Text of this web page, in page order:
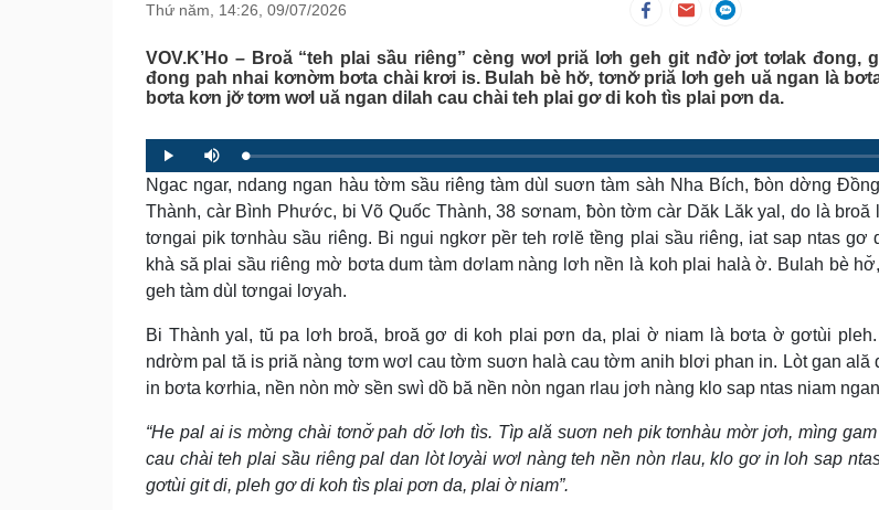
Thứ năm, 14:26, 09/07/2026
VOV.K’Ho – Broă “teh plai sầu riêng” cèng wơl priă lơh geh git nđờ jơt tơlak đong,
đong pah nhai kơnờm bơta chài krơi is. Bulah bè hơ̆, tơnơ̆ priă lơh geh uă ngan là
bơta kơn jơ̆ tơm wơl uă ngan dilah cau chài teh plai gơ di koh tìs plai pơn da.
P
l
a
y
M
u
t
e
L
o
a
d
e
d
0
%
P
r
o
g
r
e
s
0
%
Ngac ngar, ndang ngan hàu tờm sầu riêng tàm dùl suơn tàm sàh Nha Bích, ƀòn dờng
Thành, càr Bình Phước, bi Võ Quốc Thành, 38 sơnam, ƀòn tờm càr Dăk Lăk yal, do là
tơngai pik tơnhàu sầu riêng. Bi ngui ngkơr pềr teh rơlĕ tềng plai sầu riêng, iat sap ntas gơ
khà să plai sầu riêng mờ bơta dum tàm dơlam nàng lơh nền là koh plai halà ờ. Bulah bè
geh tàm dùl tơngai lơyah.
Bi Thành yal, tŭ pa lơh broă, broă gơ di koh plai pơn da, plai ờ niam là bơta ờ gơtùi
ndrờm pal tă is priă nàng tơm wơl cau tờm suơn halà cau tờm anih blơi phan in. Lòt gan ală
in bơta kơrhia, nền nòn mờ sền swì dồ bă nền nòn ngan rlau jơh nàng klo sap ntas niam
“He pal ai is mờng chài tơnơ̆ pah dơ̆ lơh tìs. Tìp ală suơn neh pik tơnhàu mờr jơh, mìng
cau chài teh plai sầu riêng pal dan lòt lơyài wơl nàng teh nền nòn rlau, klo gơ in loh sap
gơtùi git di, pleh gơ di koh tìs plai pơn da, plai ờ niam”.